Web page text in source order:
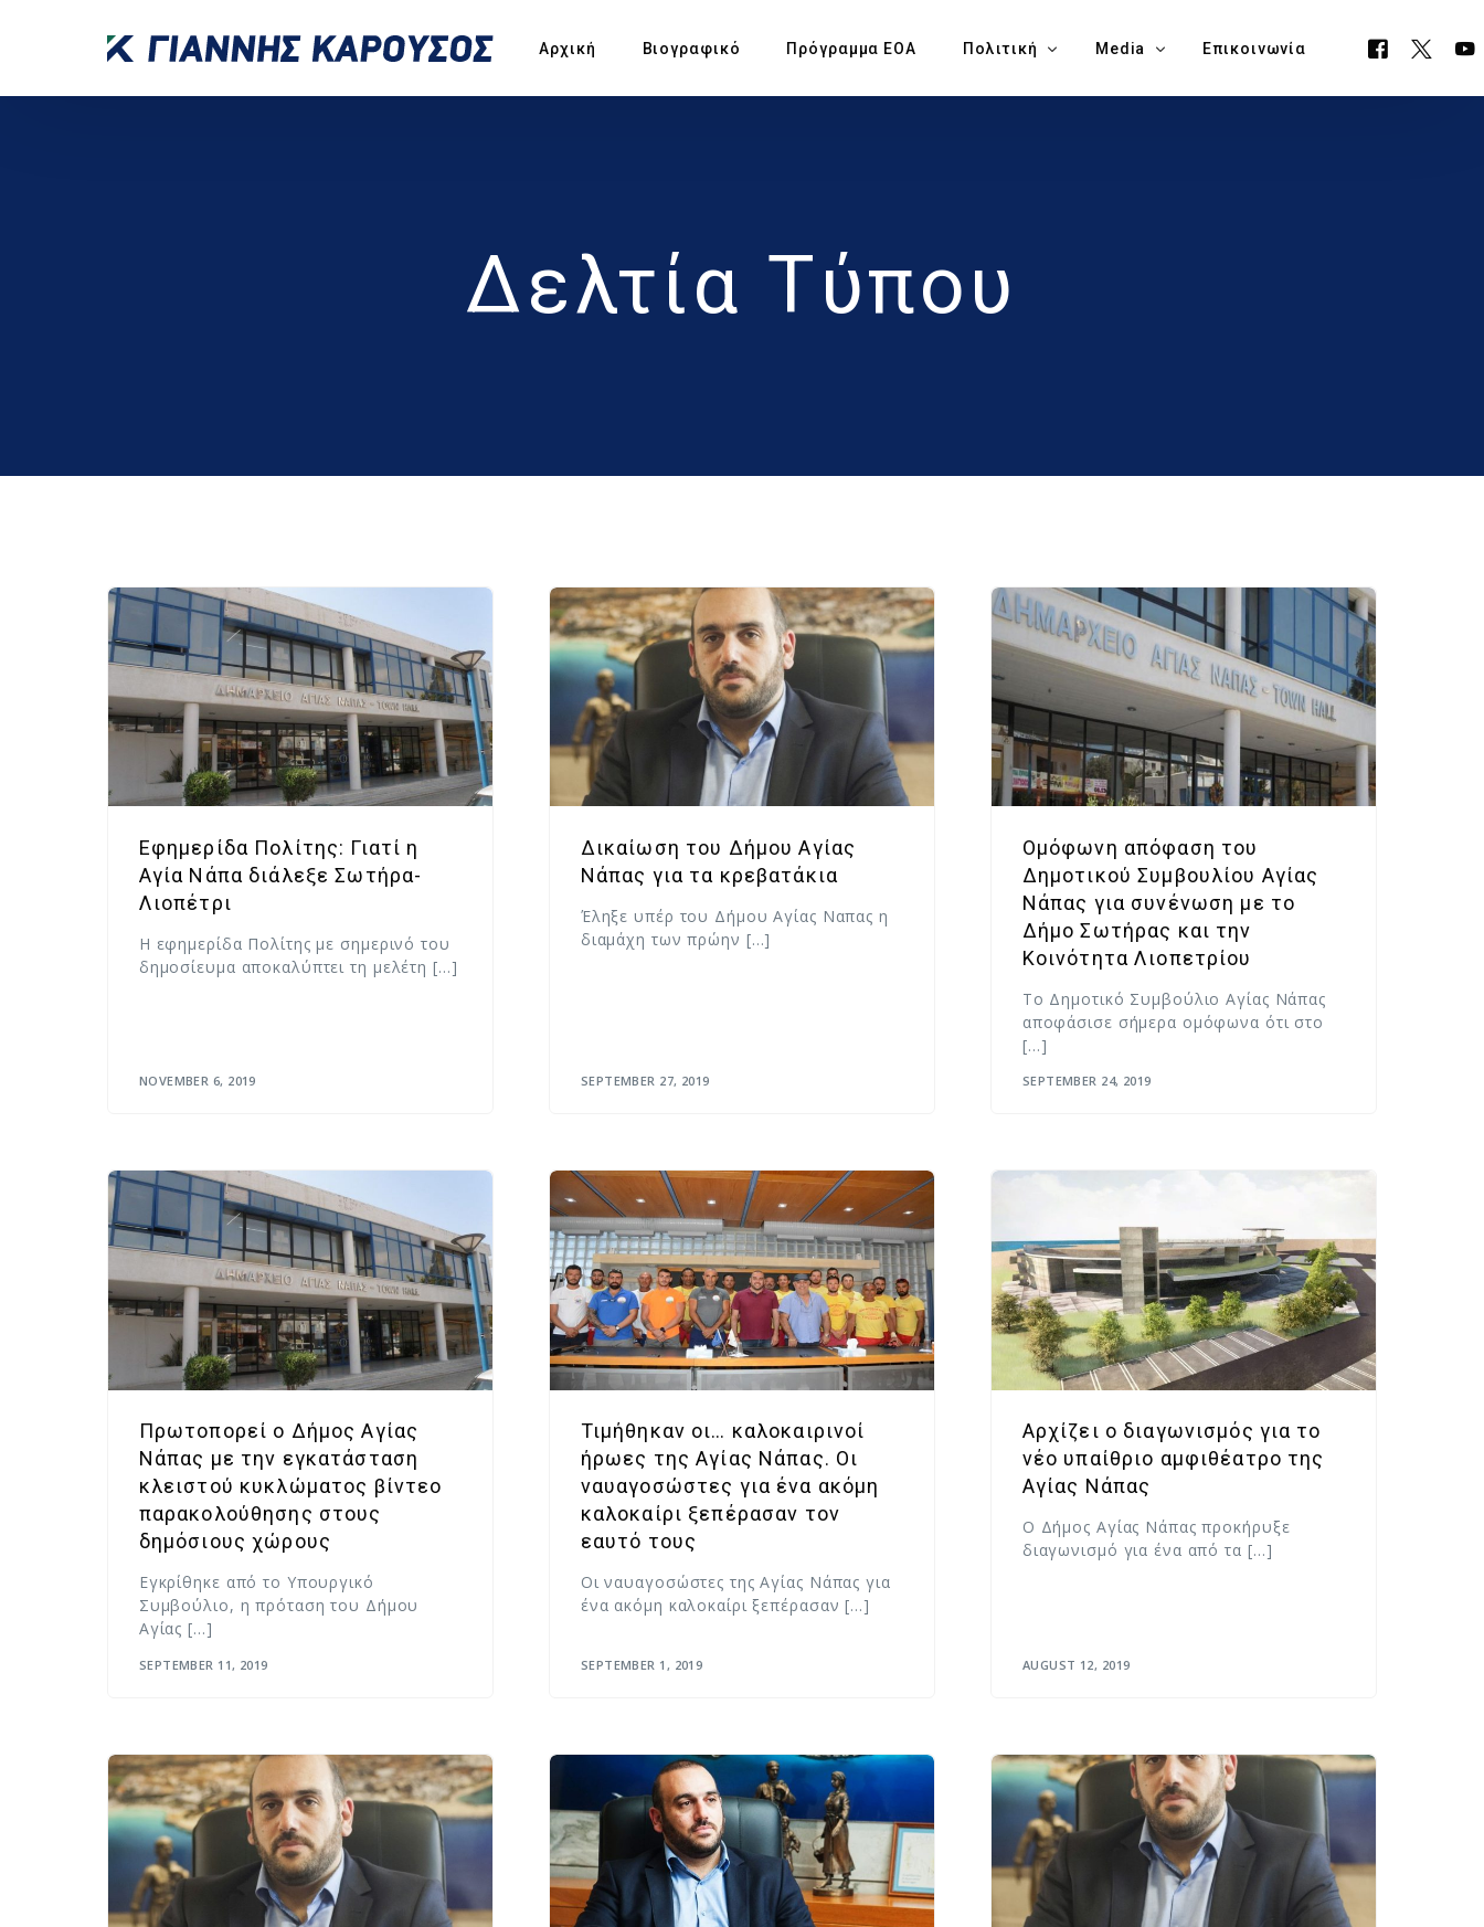
Αρχική Βιογραφικό Πρόγραμμα ΕΟΑ Πολιτική
Αγία Νάπα
Media Επικοινωνία
Δελτία Τύπου
Εφημερίδα Πολίτης: Γιατί η
Αγία Νάπα διάλεξε Σωτήρα-
Λιοπέτρι
Η εφημερίδα Πολίτης με σημερινό του
δημοσίευμα αποκαλύπτει τη μελέτη […]
NOVEMBER 6, 2019
Δικαίωση του Δήμου Αγίας
Νάπας για τα κρεβατάκια
Έληξε υπέρ του Δήμου Αγίας Ναπας η
διαμάχη των πρώην […]
SEPTEMBER 27, 2019
Ομόφωνη απόφαση του
Δημοτικού Συμβουλίου Αγίας
Νάπας για συνένωση με το
Δήμο Σωτήρας και την
Κοινότητα Λιοπετρίου
Το Δημοτικό Συμβούλιο Αγίας Νάπας
αποφάσισε σήμερα ομόφωνα ότι στο
[…]
SEPTEMBER 24, 2019
Πρωτοπορεί ο Δήμος Αγίας
Νάπας με την εγκατάσταση
κλειστού κυκλώματος βίντεο
παρακολούθησης στους
δημόσιους χώρους
Εγκρίθηκε από το Υπουργικό
Συμβούλιο, η πρόταση του Δήμου
Αγίας […]
SEPTEMBER 11, 2019
Τιμήθηκαν οι… καλοκαιρινοί
ήρωες της Αγίας Νάπας. Οι
ναυαγοσώστες για ένα ακόμη
καλοκαίρι ξεπέρασαν τον
εαυτό τους
Οι ναυαγοσώστες της Αγίας Νάπας για
ένα ακόμη καλοκαίρι ξεπέρασαν […]
SEPTEMBER 1, 2019
Αρχίζει ο διαγωνισμός για το
νέο υπαίθριο αμφιθέατρο της
Αγίας Νάπας
Ο Δήμος Αγίας Νάπας προκήρυξε
διαγωνισμό για ένα από τα […]
AUGUST 12, 2019